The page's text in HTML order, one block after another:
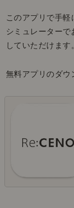
このアプリで手軽
シミュレーターで
していただけます
無料アプリのダウ